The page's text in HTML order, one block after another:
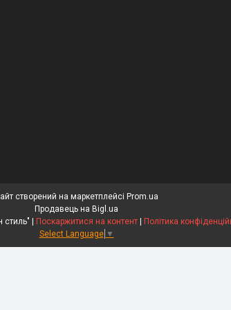
створений на маркетплейсі Prom.ua
Продавець на Bigl.ua
Інтернет-магазин "Мамин стиль" | Поскаржитися на контент | Політика
Select Language ▼